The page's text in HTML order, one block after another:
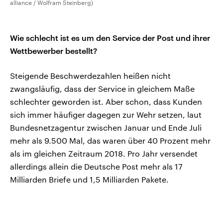
alliance / Wolfram Steinberg)
Wie schlecht ist es um den Service der Post und ihrer
Wettbewerber bestellt?
Steigende Beschwerdezahlen heißen nicht
zwangsläufig, dass der Service in gleichem Maße
schlechter geworden ist. Aber schon, dass Kunden
sich immer häufiger dagegen zur Wehr setzen, laut
Bundesnetzagentur zwischen Januar und Ende Juli
mehr als 9.500 Mal, das waren über 40 Prozent mehr
als im gleichen Zeitraum 2018. Pro Jahr versendet
allerdings allein die Deutsche Post mehr als 17
Milliarden Briefe und 1,5 Milliarden Pakete.